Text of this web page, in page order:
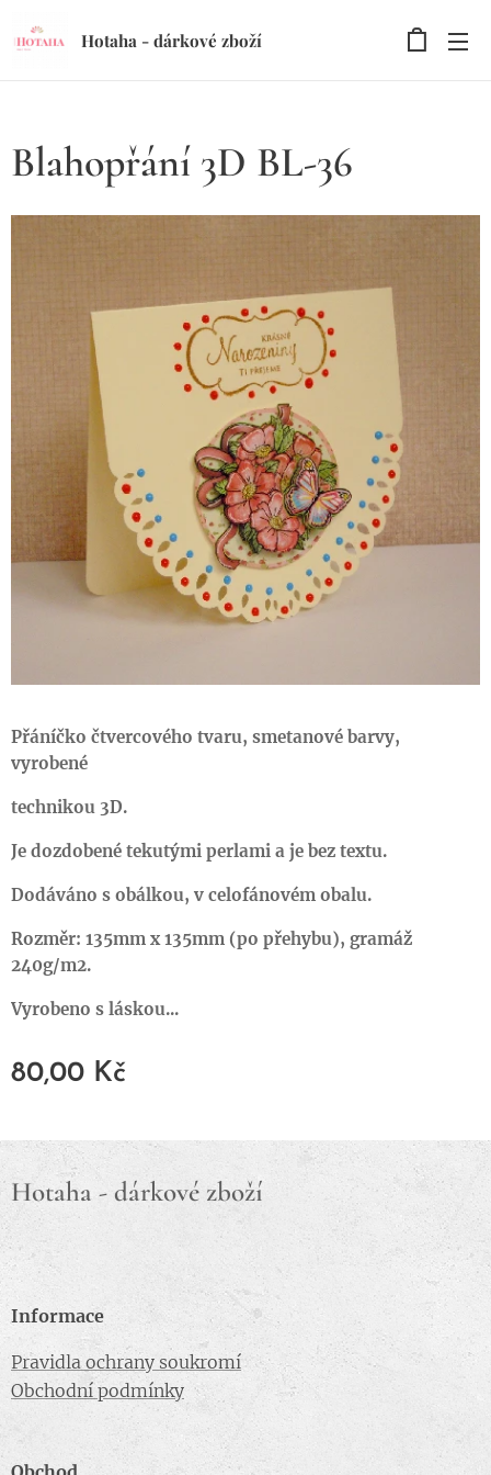
Hotaha - dárkové zboží
Blahopřání 3D BL-36
Přáníčko čtvercového tvaru, smetanové barvy,
vyrobené
technikou 3D.
Je dozdobené tekutými perlami a je bez textu.
Dodáváno s obálkou, v celofánovém obalu.
Rozměr: 135mm x 135mm (po přehybu), gramáž
240g/m2.
Vyrobeno s láskou...
80,00 Kč
Hotaha - dárkové zboží
Informace
Pravidla ochrany soukromí
Obchodní podmínky